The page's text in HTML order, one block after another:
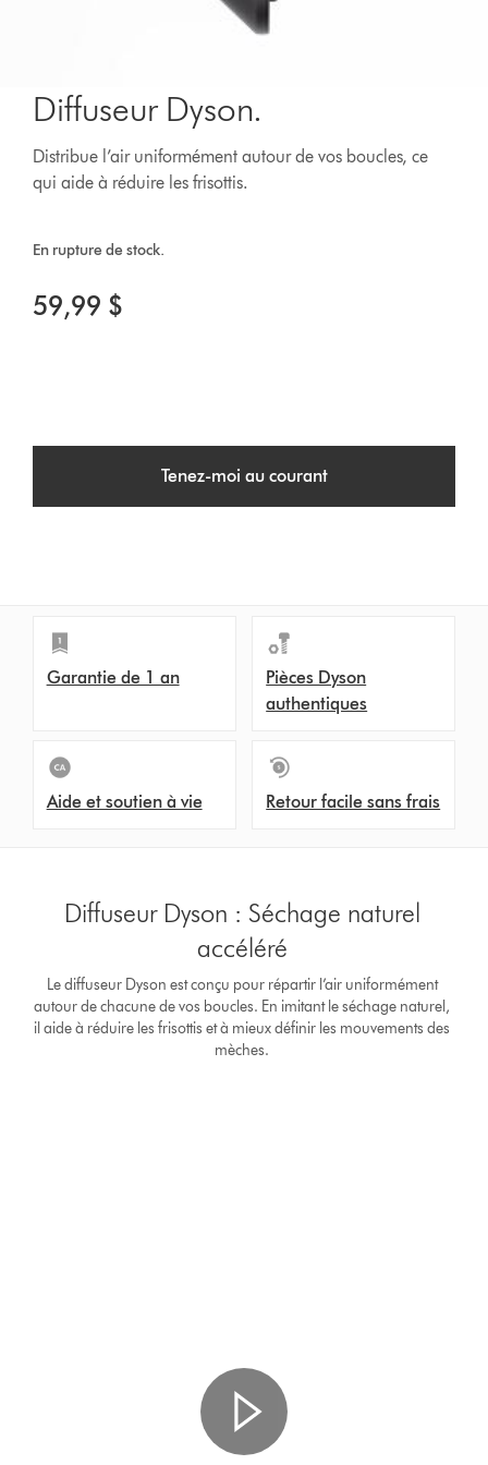
Diffuseur Dyson.
Distribue l’air uniformément autour de vos boucles, ce
qui aide à réduire les frisottis.
En rupture de stock.
59,99 $
Tenez-moi au courant
Garantie de 1 an
Pièces Dyson
authentiques
Aide et soutien à vie Retour facile sans frais
Diffuseur Dyson : Séchage naturel
accéléré
Le diffuseur Dyson est conçu pour répartir l’air uniformément
autour de chacune de vos boucles. En imitant le séchage naturel,
il aide à réduire les frisottis et à mieux définir les mouvements des
mèches.
vidéo